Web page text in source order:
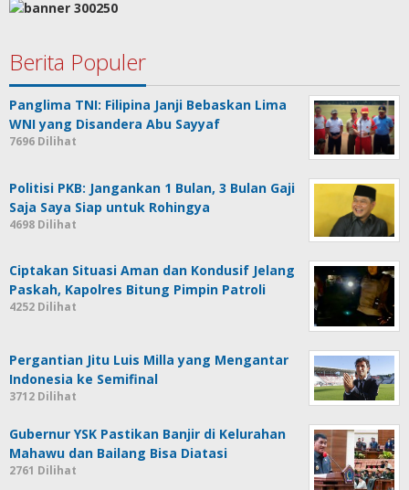
Berita Populer
Panglima TNI: Filipina Janji Bebaskan Lima
WNI yang Disandera Abu Sayyaf
7696 Dilihat
Politisi PKB: Jangankan 1 Bulan, 3 Bulan Gaji
Saja Saya Siap untuk Rohingya
4698 Dilihat
Ciptakan Situasi Aman dan Kondusif Jelang
Paskah, Kapolres Bitung Pimpin Patroli
4252 Dilihat
Pergantian Jitu Luis Milla yang Mengantar
Indonesia ke Semifinal
3712 Dilihat
Gubernur YSK Pastikan Banjir di Kelurahan
Mahawu dan Bailang Bisa Diatasi
2761 Dilihat